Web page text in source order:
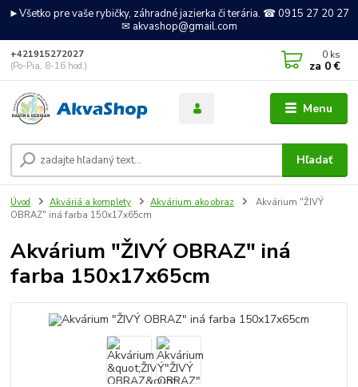
►Všetko pre vaše rybičky, záhradné jazierka či terária. ☎ 0915 27 20 27
✉ akvashop@gmail.com
Menu
Hľadať
+421915272027
(Po-Pia, 8-16 hod.)
0 ks
za 0 €
Úvod Akváriá a komplety Akvárium ako obraz
Akvárium "ŽIVÝ
OBRAZ" iná farba 150x17x65cm
Akvárium "ŽIVÝ OBRAZ" iná
farba 150x17x65cm